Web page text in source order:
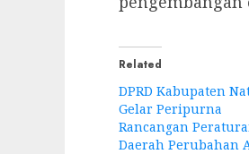
Related
DPRD Kabupaten
Gelar Peripurna
Rancangan
Daerah Perubahan